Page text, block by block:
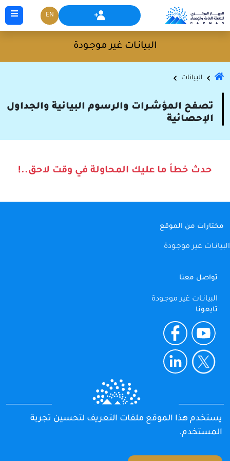
EN
البيانـات غير موجـودة
البيانات
تصفح المؤشـرات والرسوم البيانية والجداول
الإحصائية
حدث خطأ ما عليك المحاولة في وقت لاحق..!
مختارات من الموقع
البيانـات غير موجـودة
تواصل معنا
البيانـات غير موجـودة
تابعونا
جمهورية مصر العربية
يستخدم هذا الموقع ملفات التعريف لتحسين تجربة
المستخدم.